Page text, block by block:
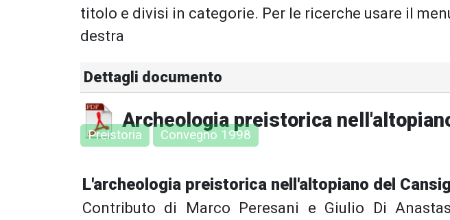
titolo e divisi in categorie. Per le ricerche usare il
destra
Dettagli documento
Archeologia preistorica
Preistoria Convegno 1998
L'archeologia preistorica nell'altopiano del
Contributo di Marco Peresani e Giulio Di